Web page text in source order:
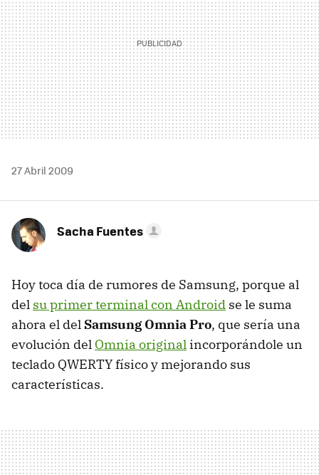
27 Abril 2009
Sacha Fuentes
Hoy toca día de rumores de Samsung, porque al
del su primer terminal con Android se le suma
ahora el del Samsung Omnia Pro, que sería una
evolución del Omnia original incorporándole un
teclado QWERTYfísico y mejorando sus
características.